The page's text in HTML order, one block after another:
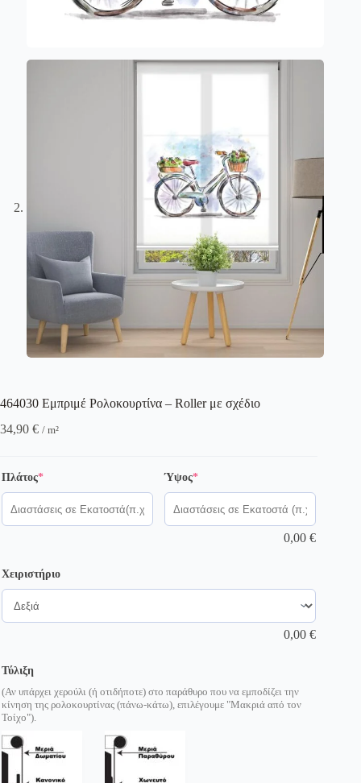
464030 Εμπριμέ Ρολοκουρτίνα – Roller με σχέδιο
34,90 € / m²
Πλάτος*(required) Ύψος*(required)
0,00€
Χειριστήριο
0,00€
Τύλιξη
(Αν υπάρχει χερούλι (ή οτιδήποτε) στο παράθυρο που να εμποδίζει την
κίνηση της ρολοκουρτίνας (πάνω-κάτω), επιλέγουμε "Μακριά από τον
Τοίχο").